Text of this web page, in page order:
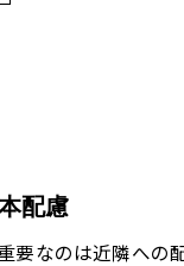
配慮
要なのは近隣への